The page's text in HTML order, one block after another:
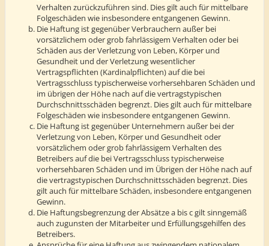
Verhalten zurückzuführen sind. Dies gilt auch für mittelbare
Folgeschäden wie insbesondere entgangenen Gewinn.
Die Haftung ist gegenüber Verbrauchern außer bei
vorsätzlichem oder grob fahrlässigem Verhalten oder bei
Schäden aus der Verletzung von Leben, Körper und
Gesundheit und der Verletzung wesentlicher
Vertragspflichten (Kardinalpflichten) auf die bei
Vertragsschluss typischerweise vorhersehbaren Schäden und
im übrigen der Höhe nach auf die vertragstypischen
Durchschnittsschäden begrenzt. Dies gilt auch für mittelbare
Folgeschäden wie insbesondere entgangenen Gewinn.
Die Haftung ist gegenüber Unternehmern außer bei der
Verletzung von Leben, Körper und Gesundheit oder
vorsätzlichem oder grob fahrlässigem Verhalten des
Betreibers auf die bei Vertragsschluss typischerweise
vorhersehbaren Schäden und im Übrigen der Höhe nach auf
die vertragstypischen Durchschnittsschäden begrenzt. Dies
gilt auch für mittelbare Schäden, insbesondere entgangenen
Gewinn.
Die Haftungsbegrenzung der Absätze a bis c gilt sinngemäß
auch zugunsten der Mitarbeiter und Erfüllungsgehilfen des
Betreibers.